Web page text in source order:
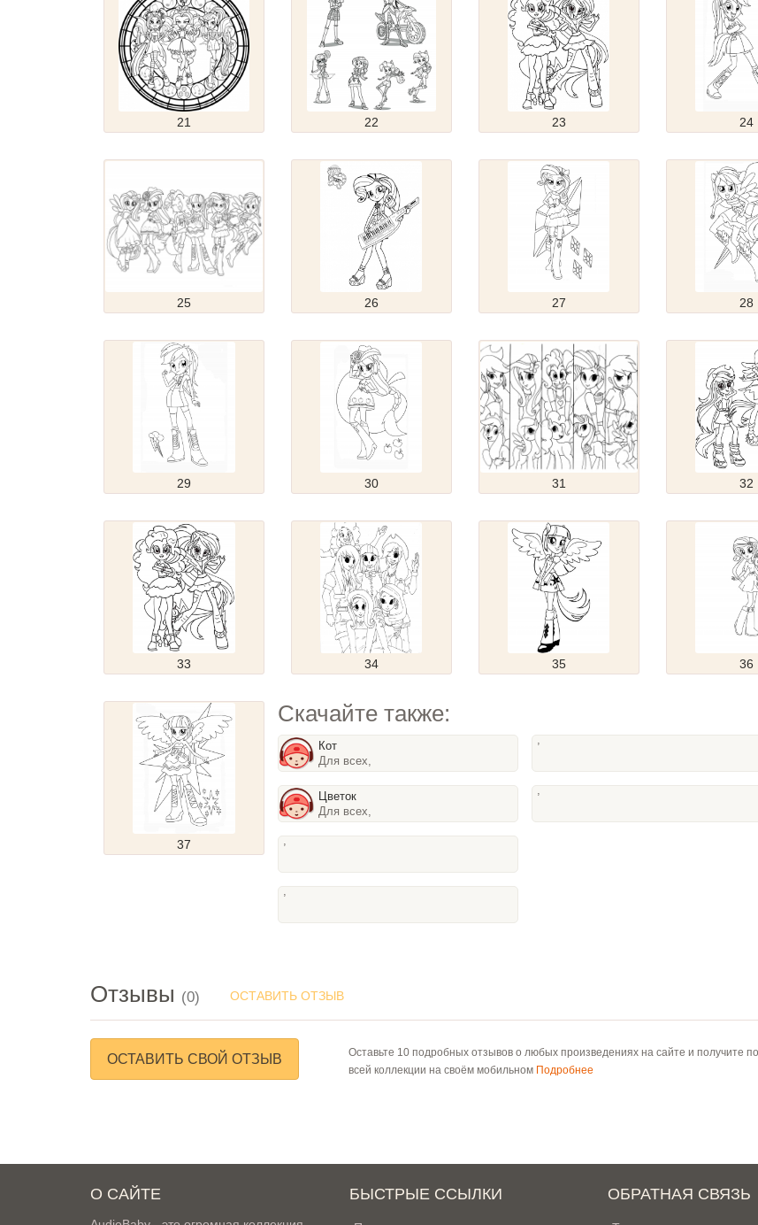
21 22 23 24
25 26 27 28
29 30 31 32
33 34 35 36
37
Скачайте также:
Кот
Для всех,
Цветок
Для всех,
,
,
,
,
Отзывы (0) ОСТАВИТЬ ОТЗЫВ
ОСТАВИТЬ СВОЙ ОТЗЫВ
Оставьте 10 подробных отзывов о любых произведениях на сайте и получите
всей коллекции на своём мобильном Подробнее
О САЙТЕ БЫСТРЫЕ ССЫЛКИ ОБРАТНАЯ СВЯЗЬ